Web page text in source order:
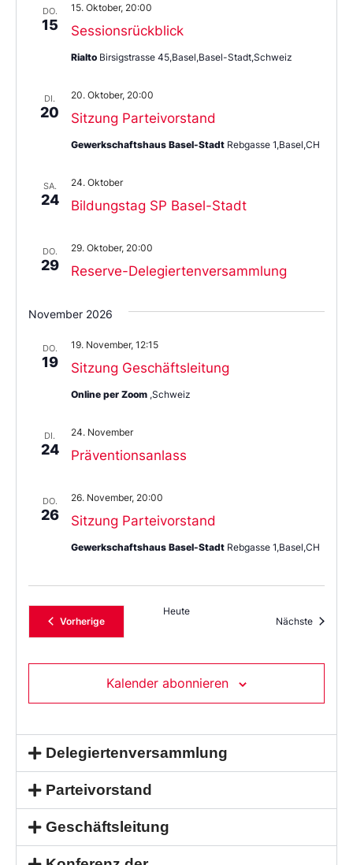
DO.
15 Sessionsrückblick
15. Oktober, 20:00
Rialto Birsigstrasse 45,Basel,Basel-Stadt,Schweiz
DI.
20 Sitzung Parteivorstand
20. Oktober, 20:00
Gewerkschaftshaus Basel-Stadt Rebgasse 1,Basel,CH
SA.
24 Bildungstag SP Basel-Stadt
24. Oktober
DO.
29 Reserve-Delegiertenversammlung
29. Oktober, 20:00
November 2026
DO.
19 Sitzung Geschäftsleitung
19. November, 12:15
Online per Zoom ,Schweiz
DI.
24 Präventionsanlass
24. November
DO.
26 Sitzung Parteivorstand
26. November, 20:00
Gewerkschaftshaus Basel-Stadt Rebgasse 1,Basel,CH
VorherigeVeranstaltungen
Heute
Nächste
Kalender abonnieren
Delegiertenversammlung
Parteivorstand
Geschäftsleitung